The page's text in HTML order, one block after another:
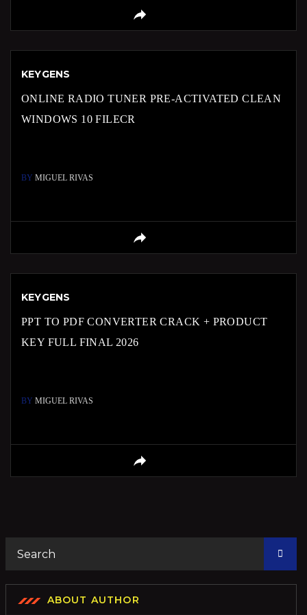
KEYGENS
ONLINE RADIO TUNER PRE-ACTIVATED CLEAN
WINDOWS 10 FILECR
BY MIGUEL RIVAS
KEYGENS
PPT TO PDF CONVERTER CRACK + PRODUCT
KEY FULL FINAL 2026
BY MIGUEL RIVAS
ABOUT AUTHOR